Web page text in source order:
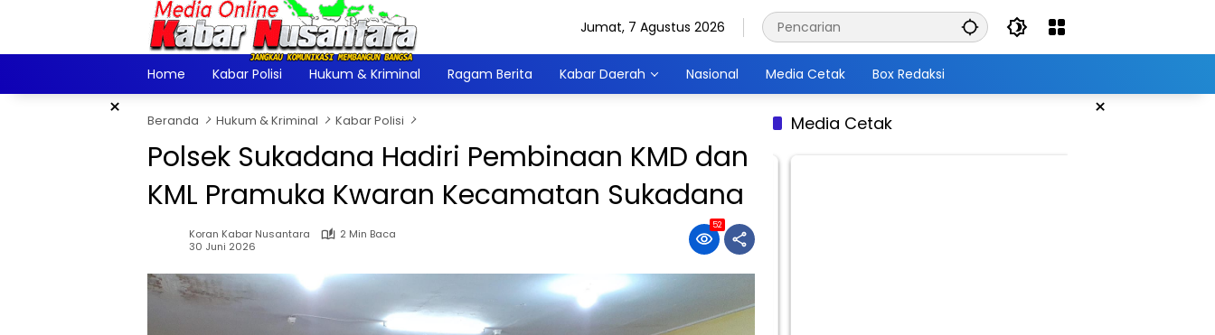
Jumat, 7 Agustus 2026
Home Kabar Polisi Hukum & Kriminal Ragam Berita Kabar Daerah Nasional Media Cetak Box Redaksi
× ×
Beranda Hukum & Kriminal Kabar Polisi
Polsek Sukadana Hadiri Pembinaan KMD dan
KML Pramuka Kwaran Kecamatan Sukadana
Koran Kabar Nusantara
2 Min Baca
30 Juni 2026
52
Media Cetak